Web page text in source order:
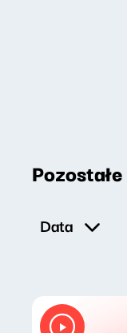
Data